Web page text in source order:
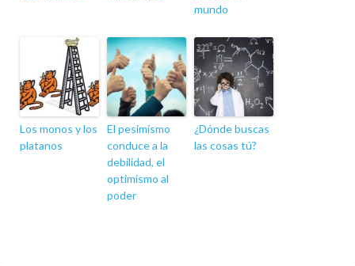
mundo
Los monos y los
platanos
El pesimismo
conduce a la
debilidad, el
optimismo al
poder
¿Dónde buscas
las cosas tú?